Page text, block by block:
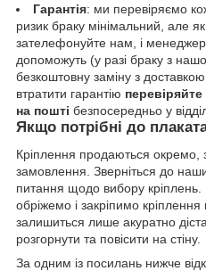
Гарантія: ми перевіряємо
ризик браку мінімальний, але
зателефонуйте нам, і
допоможуть (у разі браку з
безкоштовну заміну з
втратити гарантію перевіряйте
на пошті безпосередньо у
Якщо потрібні до
Кріплення продаються окремо,
замовлення. Зверніться до
питання щодо вибору кріплень.
обріжемо і закріпимо
залишиться лише акуратно
розгорнути та повісити на стіну.
За одним із посилань нижче